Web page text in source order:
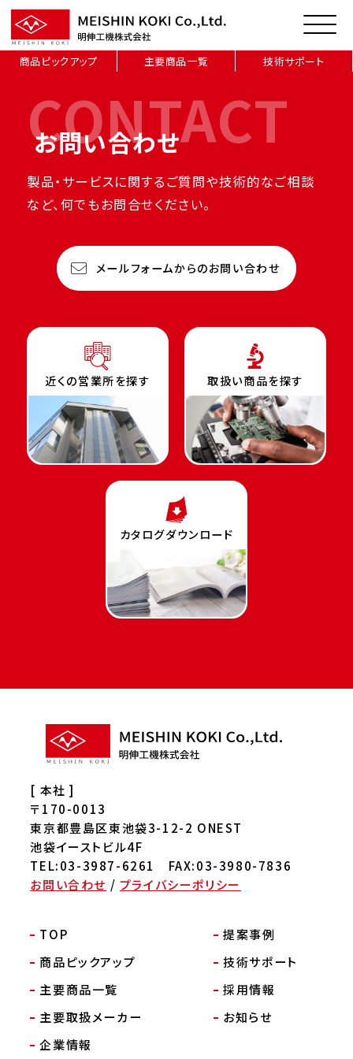
商品ピックアップ 主要商品一覧 技術サポート
CONTACT
お問い合わせ
製品・サービスに関するご質問や技術的なご相談
など、何でもお問合せください。
メールフォームからのお問い合わせ
近くの営業所を探す 取扱い商品を探す
カタログダウンロード
[ 本社 ]
〒170-0013
東京都豊島区東池袋3-12-2 ONEST
池袋イーストビル4F
TEL:03-3987-6261 FAX:03-3980-7836
お問い合わせ / プライバシーポリシー
TOP
提案事例
商品ピックアップ
技術サポート
主要商品一覧
採用情報
主要取扱メーカー
お知らせ
企業情報